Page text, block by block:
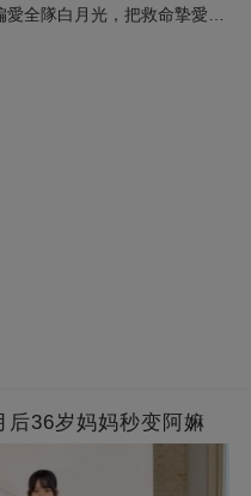
愛全隊白月光，把救命摯愛當
36岁妈妈秒变阿嫲